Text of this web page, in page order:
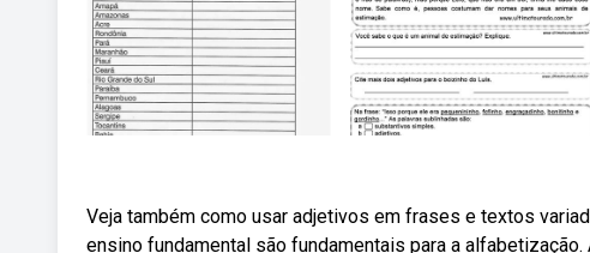
Veja também como usar adjetivos em frases e textos
ensino fundamental são fundamentais para a